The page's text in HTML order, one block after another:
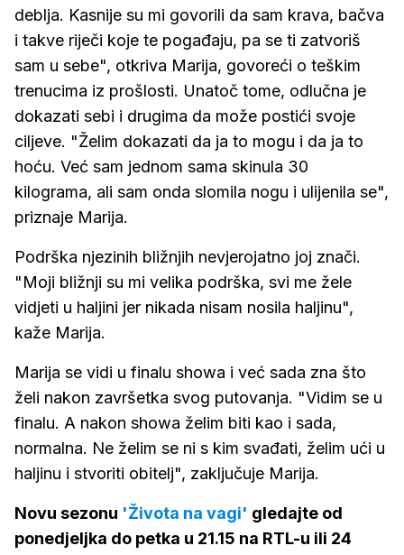
deblja. Kasnije su mi govorili da sam krava, bačva
i takve riječi koje te pogađaju, pa se ti zatvoriš
sam u sebe", otkriva Marija, govoreći o teškim
trenucima iz prošlosti. Unatoč tome, odlučna je
dokazati sebi i drugima da može postići svoje
ciljeve. "Želim dokazati da ja to mogu i da ja to
hoću. Već sam jednom sama skinula 30
kilograma, ali sam onda slomila nogu i ulijenila se",
priznaje Marija.
Podrška njezinih bližnjih nevjerojatno joj znači.
"Moji bližnji su mi velika podrška, svi me žele
vidjeti u haljini jer nikada nisam nosila haljinu",
kaže Marija.
Marija se vidi u finalu showa i već sada zna što
želi nakon završetka svog putovanja. "Vidim se u
finalu. A nakon showa želim biti kao i sada,
normalna. Ne želim se ni s kim svađati, želim ući u
haljinu i stvoriti obitelj", zaključuje Marija.
Novu sezonu 'Života na vagi' gledajte od
ponedjeljka do petka u 21.15 na RTL-u ili 24